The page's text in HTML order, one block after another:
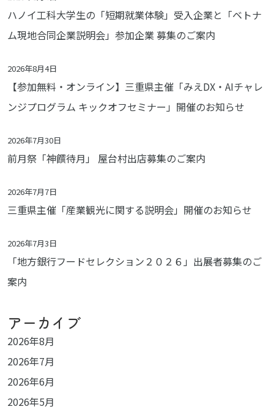
ハノイ工科大学生の「短期就業体験」受入企業と「ベトナ
ム現地合同企業説明会」参加企業 募集のご案内
【参加無料・オンライン】三重県主催「みえDX・AIチャレ
ンジプログラム キックオフセミナー」開催のお知らせ
2026年8月4日
前月祭「神饌待月」 屋台村出店募集のご案内
2026年7月30日
三重県主催「産業観光に関する説明会」開催のお知らせ
2026年7月7日
「地方銀行フードセレクション２０２６」出展者募集のご
案内
2026年7月3日
アーカイブ
2026年8月
2026年7月
2026年6月
2026年5月